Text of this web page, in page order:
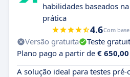
habilidades baseados na
prática
4.6Com
Versão gratuita Teste
Plano pago a partir de €
A solução ideal para testes